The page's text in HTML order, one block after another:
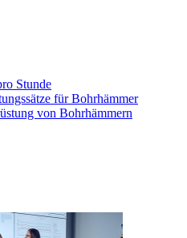
Stunde
für Bohrhämmer
von Bohrhämmern